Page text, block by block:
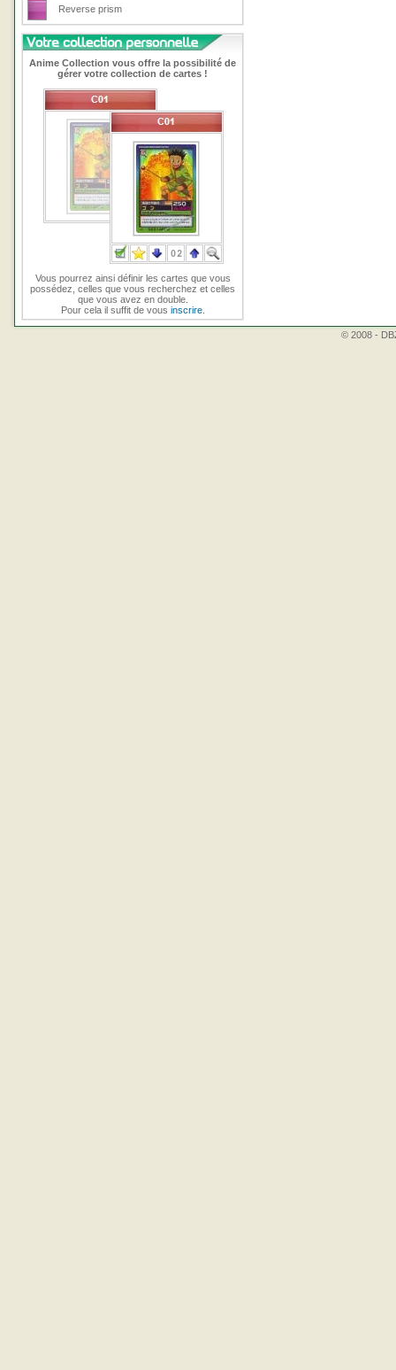
Reverse prism
Anime Collection vous offre la possibilité de
gérer votre collection de cartes !
Vous pourrez ainsi définir les cartes que vous
possédez, celles que vous recherchez et celles
que vous avez en double.
Pour cela il suffit de vous inscrire.
© 2008 -